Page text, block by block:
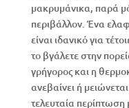
μακρυμάνικα, παρά
περιβάλλον. Ένα
είναι ιδανικό για
το βγάλετε στην
γρήγορος και η
ανεβαίνει ή
τελευταία περίπτωση